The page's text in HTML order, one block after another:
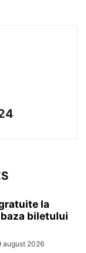
la
biletului
august 2026